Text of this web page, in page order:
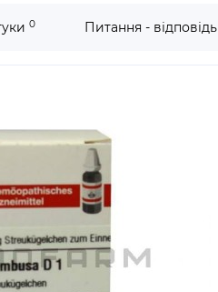
0 Питання - відповідь